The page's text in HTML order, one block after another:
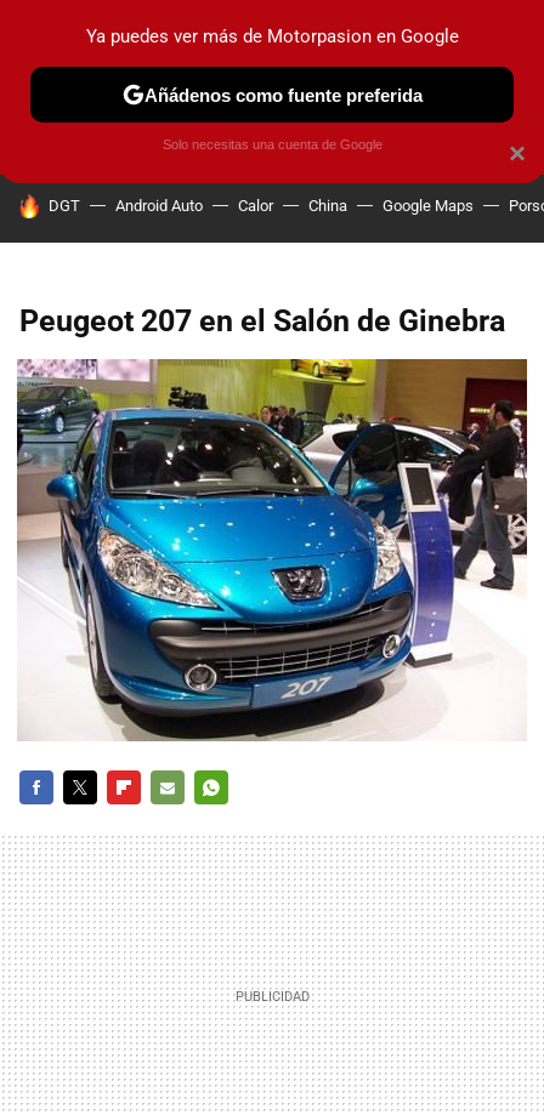
PRUEBAS COCHES ELÉCTRICOS OBSERVATORIO
HOY SE HABLA DE
DGT Android Auto Calor China Google Maps
Peugeot 207 en el Salón de Ginebra
MAIL
×
Ya puedes ver más de Motorpasion en Google
Añádenos como fuente preferida
Solo necesitas una cuenta de Google